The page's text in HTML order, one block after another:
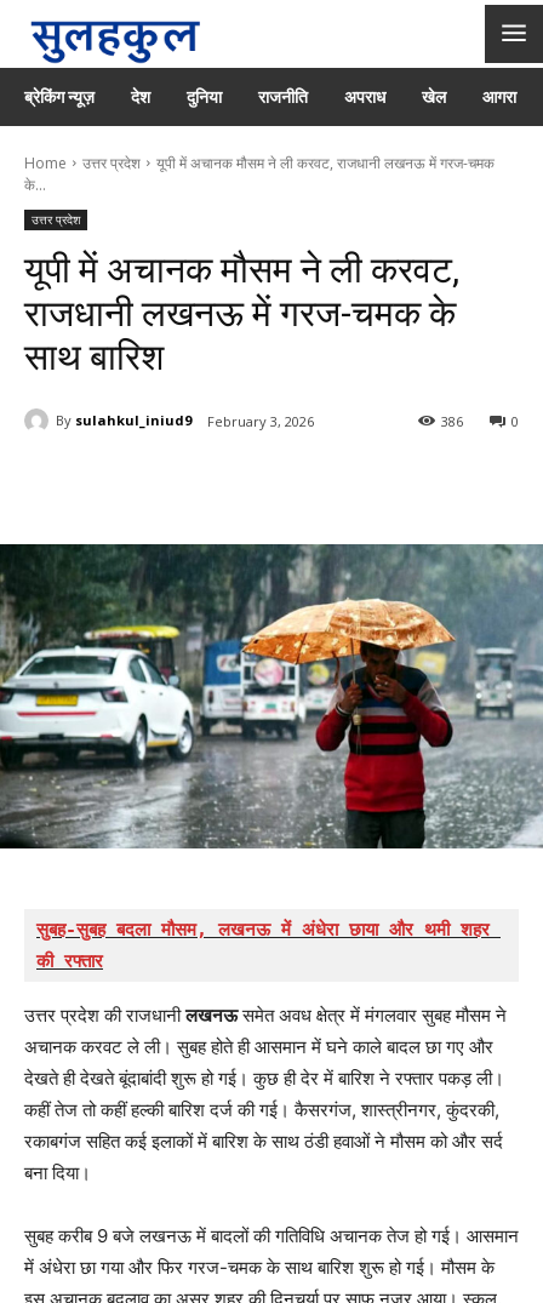
ब्रेकिंग न्यूज़ देश दुनिया राजनीति अपराध खेल आगरा
Home उत्तर प्रदेश
यूपी में अचानक मौसम ने ली करवट, राजधानी लखनऊ में गरज-चमक
के...
उत्तर प्रदेश
यूपी में अचानक मौसम ने ली करवट,
राजधानी लखनऊ में गरज-चमक के
साथ बारिश
By sulahkul_iniud9 February 3, 2026 0
386
सुबह-सुबह बदला मौसम, लखनऊ में अंधेरा छाया और थमी शहर
की रफ्तार
उत्तर प्रदेश की राजधानीलखनऊसमेत अवध क्षेत्र में मंगलवार सुबह मौसम ने
अचानक करवट ले ली। सुबह होते ही आसमान में घने काले बादल छा गए और
देखते ही देखते बूंदाबांदी शुरू हो गई। कुछ ही देर में बारिश ने रफ्तार पकड़ ली।
कहीं तेज तो कहीं हल्की बारिश दर्ज की गई। कैसरगंज, शास्त्रीनगर, कुंदरकी,
रकाबगंज सहित कई इलाकों में बारिश के साथ ठंडी हवाओं ने मौसम को और सर्द
बना दिया।
सुबह करीब 9 बजे लखनऊ में बादलों की गतिविधि अचानक तेज हो गई। आसमान
में अंधेरा छा गया और फिर गरज-चमक के साथ बारिश शुरू हो गई। मौसम के